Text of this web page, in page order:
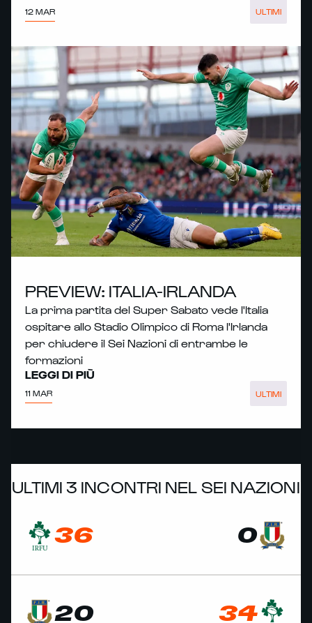
12 MAR ULTIMI
PREVIEW: ITALIA-IRLANDA
La prima partita del Super Sabato vede l'Italia
ospitare allo Stadio Olimpico di Roma l'Irlanda
per chiudere il Sei Nazioni di entrambe le
formazioni
LEGGI DI PIÙ
11 MAR ULTIMI
ULTIMI 3 INCONTRI NEL SEI NAZIONI
36 0
20 34